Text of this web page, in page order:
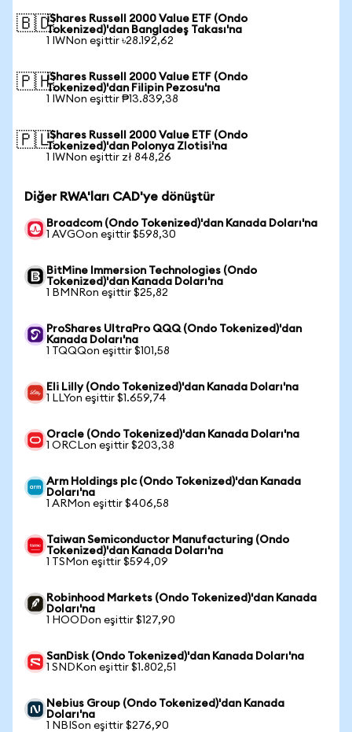
🇧🇩iShares Russell 2000 Value ETF (Ondo
Tokenized)'dan Bangladeş Takası'na
1 IWNon eşittir ৳28.192,62
🇵🇭iShares Russell 2000 Value ETF (Ondo
Tokenized)'dan Filipin Pezosu'na
1 IWNon eşittir ₱13.839,38
🇵🇱iShares Russell 2000 Value ETF (Ondo
Tokenized)'dan Polonya Zlotisi'na
1 IWNon eşittir zł 848,26
Diğer RWA'ları CAD'ye dönüştür
Broadcom (Ondo Tokenized)'dan Kanada Doları'na
1 AVGOon eşittir $598,30
BitMine Immersion Technologies (Ondo
Tokenized)'dan Kanada Doları'na
1 BMNRon eşittir $25,82
ProShares UltraPro QQQ (Ondo Tokenized)'dan
Kanada Doları'na
1 TQQQon eşittir $101,58
Eli Lilly (Ondo Tokenized)'dan Kanada Doları'na
1 LLYon eşittir $1.659,74
Oracle (Ondo Tokenized)'dan Kanada Doları'na
1 ORCLon eşittir $203,38
Arm Holdings plc (Ondo Tokenized)'dan Kanada
Doları'na
1 ARMon eşittir $406,58
Taiwan Semiconductor Manufacturing (Ondo
Tokenized)'dan Kanada Doları'na
1 TSMon eşittir $594,09
Robinhood Markets (Ondo Tokenized)'dan Kanada
Doları'na
1 HOODon eşittir $127,90
SanDisk (Ondo Tokenized)'dan Kanada Doları'na
1 SNDKon eşittir $1.802,51
Nebius Group (Ondo Tokenized)'dan Kanada
Doları'na
1 NBISon eşittir $276,90